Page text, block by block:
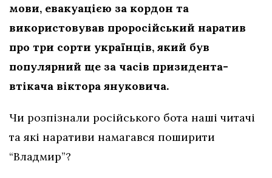
мови, евакуацією за кордон та
використовував проросійський наратив
про три сорти українців, який був
популярний ще за часів призидента-
втікача віктора януковича.
Чи розпізнали російського бота наші читачі
та які наративи намагався поширити
“Владмир”?